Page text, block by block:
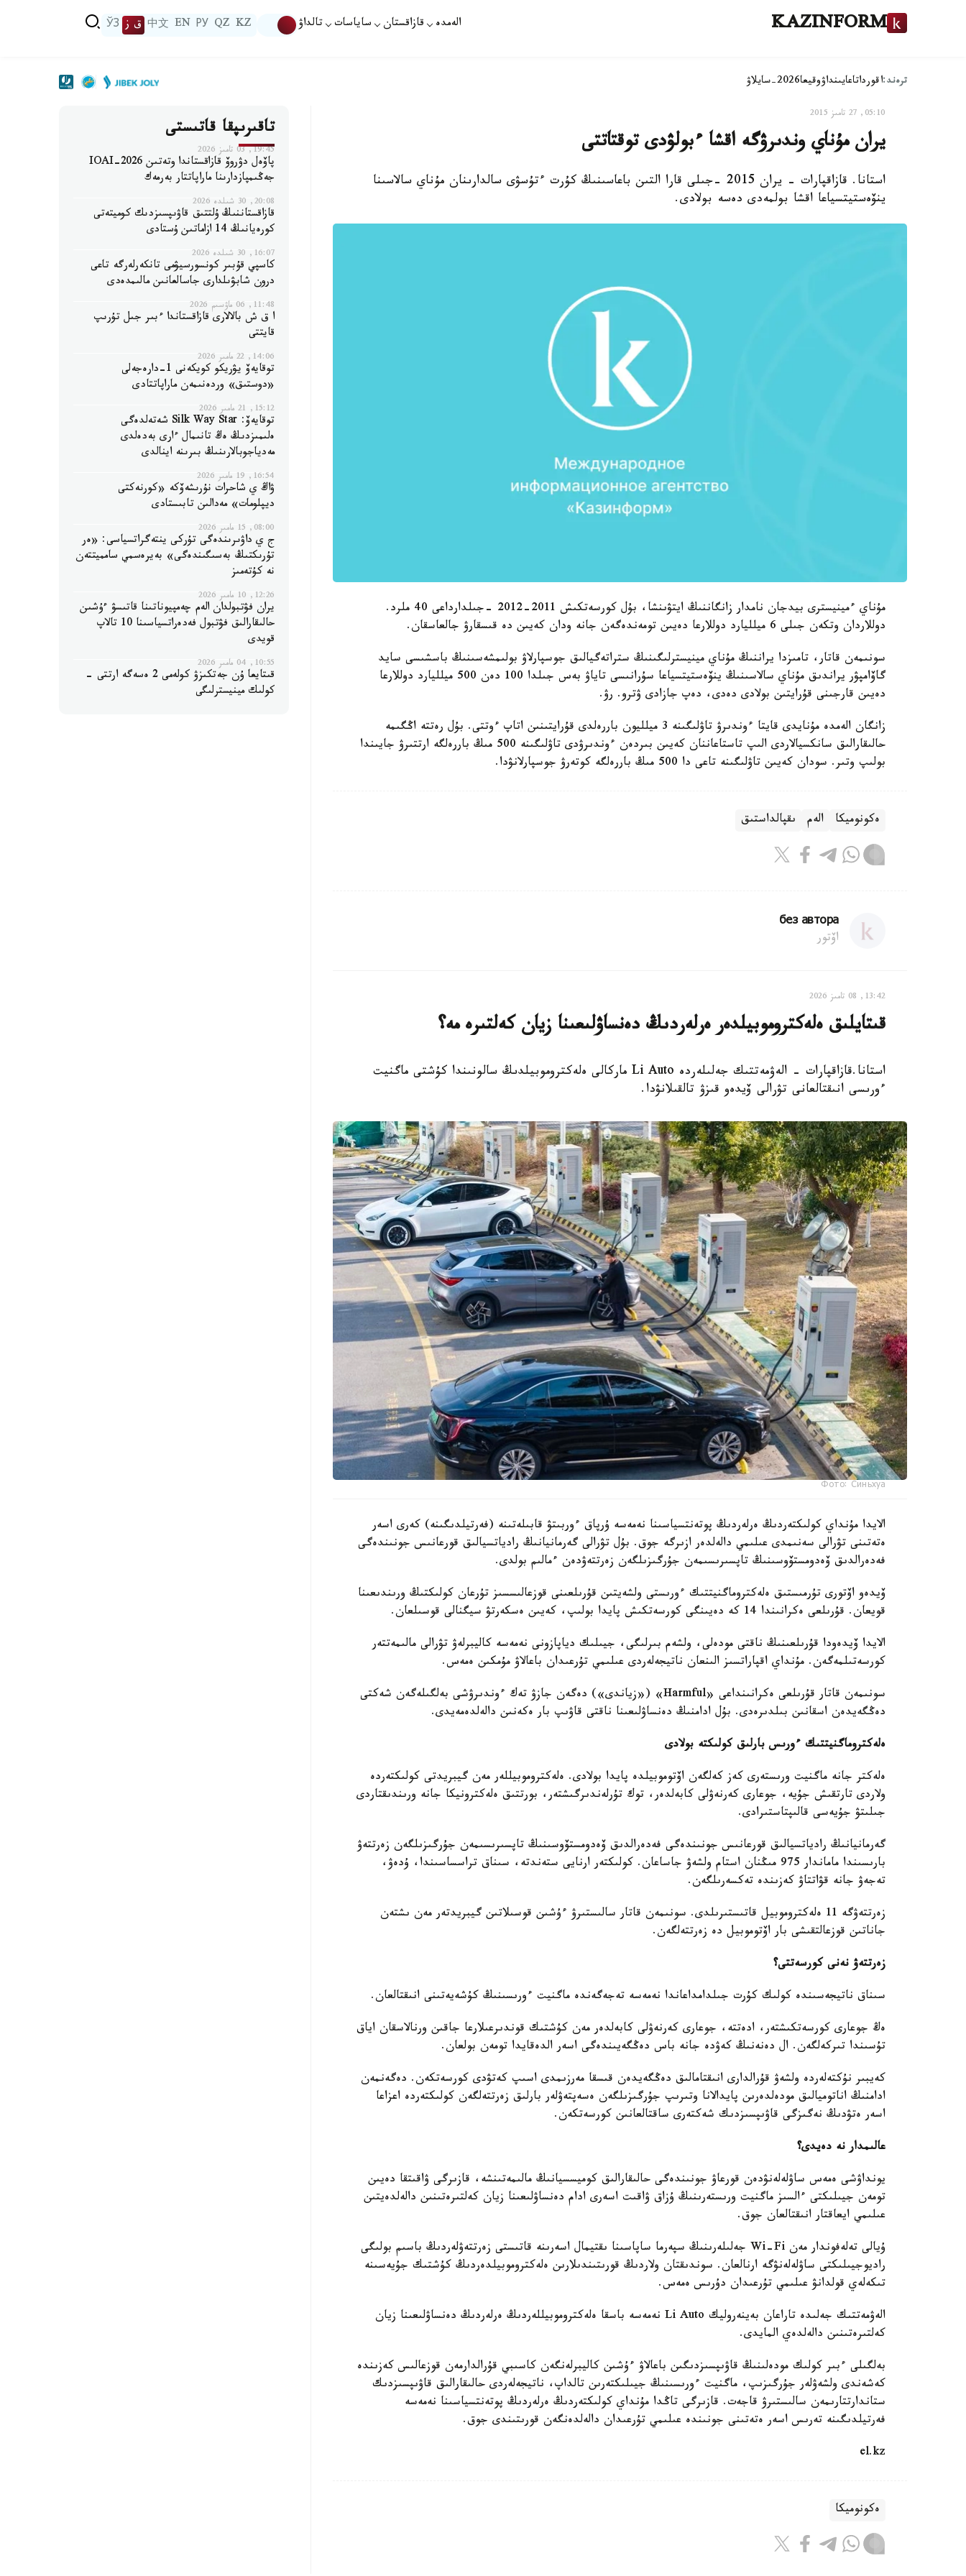
KAZINFORM الەمدە قازاقستان ساياسات تالداۋ KZ
QZ
РУ
EN
中文 ق ز ЎЗ
ترەند:اقورداتاعايىنداۋوقيعا2026-سايلاۋ
05:10, 27 تامىز 2015
يران مۇناي وندىرۋگە اقشا ءبولۋدى توقتاتتى
استانا. قازاقپارات - يران 2015 -جىلى قارا التىن باعاسىنىڭ كۇرت ءتۇسۋى سالدارىنان مۇناي سالاسىنا
ينۆەستيتسياعا اقشا بولمەدى دەسە بولادى.
مۇناي ءمينيسترى بيدجان نامدار زانگاننىڭ ايتۋىنشا، بۇل كورسەتكىش 2011-2012 -جىلدارداعى 40 ملرد.
دوللاردان وتكەن جىلى 6 ميلليارد دوللارعا دەيىن تومەندەگەن جانە ودان كەيىن دە قىسقارۋ جالعاسقان.
سونىمەن قاتار، تامىزدا يراننىڭ مۇناي مينيسترلىگىنىڭ ستراتەگيالىق جوسپارلاۋ بولىمشەسىنىڭ باسشىسى سايد
گاۆامپۋر يراندىق مۇناي سالاسىنىڭ ينۆەستيتسياعا سۇرانىسى تاياۋ بەس جىلدا 100 دەن 500 ميلليارد دوللارعا
دەيىن قارجىنى قۇرايتىن بولادى دەدى، دەپ جازادى ۋترو. رۋ.
زانگان الەمدە مۇنايدى قايتا ءوندىرۋ تاۋلىگىنە 3 ميلليون باررەلدى قۇرايتىنىن اتاپ ءوتتى. بۇل رەتتە اڭگىمە
حالىقارالىق سانكسيالاردى الىپ تاستاعاننان كەيىن بىردەن ءوندىرۋدى تاۋلىگىنە 500 مىڭ باررەلگە ارتتىرۋ جايىندا
بولىپ وتىر. سودان كەيىن تاۋلىگىنە تاعى دا 500 مىڭ باررەلگە كوتەرۋ جوسپارلانۋدا.
ەكونوميكا الەم ىقپالداستىق
без автора
اۆتور
13:42, 08 تامىز 2026
قىتايلىق ەلەكتروموبيلدەر ەرلەردىڭ دەنساۋلىعىنا زيان كەلتىرە مە؟
استانا.قازاقپارات - الەۋمەتتىك جەلىلەردە Li Auto ماركالى ەلەكتروموبيلدىڭ سالونىندا كۇشتى ماگنيت
ءورىسى انىقتالعانى تۋرالى ۆيدەو قىزۋ تالقىلانۋدا.
Фото: Синьхуа
الايدا مۇنداي كولىكتەردىڭ ەرلەردىڭ پوتەنتسياسىنا نەمەسە ۇرپاق ءوربىتۋ قابىلەتىنە (فەرتيلدىگىنە) كەرى اسەر
ەتەتىنى تۋرالى سەنىمدى عىلىمي دالەلدەر ازىرگە جوق. بۇل تۋرالى گەرمانيانىڭ رادياتسيالىق قورعانىس جونىندەگى
فەدەرالدىق ۆەدومستۆوسىنىڭ تاپسىرىسىمەن جۇرگىزىلگەن زەرتتەۋدەن ءمالىم بولدى.
ۆيدەو اۆتورى تۇرمىستىق ەلەكتروماگنيتتىك ءورىستى ولشەيتىن قۇرىلعىنى قوزعالىسسىز تۇرعان كولىكتىڭ ورىندىعىنا
قويعان. قۇرىلعى ەكرانىندا 14 كە دەيىنگى كورسەتكىش پايدا بولىپ، كەيىن ەسكەرتۋ سيگنالى قوسىلعان.
الايدا ۆيدەودا قۇرىلعىنىڭ ناقتى مودەلى، ولشەم بىرلىگى، جيىلىك دياپازونى نەمەسە كاليبرلەۋ تۋرالى مالىمەتتەر
كورسەتىلمەگەن. مۇنداي اقپاراتسىز الىنعان ناتيجەلەردى عىلىمي تۇرعىدان باعالاۋ مۇمكىن ەمەس.
سونىمەن قاتار قۇرىلعى ەكرانىنداعى «Harmful» («زياندى») دەگەن جازۋ تەك ءوندىرۋشى بەلگىلەگەن شەكتى
دەڭگەيدەن اسقانىن بىلدىرەدى. بۇل ادامنىڭ دەنساۋلىعىنا ناقتى قاۋىپ بار ەكەنىن دالەلدەمەيدى.
ەلەكتروماگنيتتىك ءورىس بارلىق كولىكتە بولادى
ەلەكتر جانە ماگنيت ورىستەرى كەز كەلگەن اۆتوموبيلدە پايدا بولادى. ەلەكتروموبيللەر مەن گيبريدتى كولىكتەردە
ولاردى تارتقىش جۇيە، جوعارى كەرنەۋلى كابەلدەر، توك تۇرلەندىرگىشتەر، بورتتىق ەلەكترونيكا جانە ورىندىقتاردى
جىلىتۋ جۇيەسى قالىپتاستىرادى.
گەرمانيانىڭ رادياتسيالىق قورعانىس جونىندەگى فەدەرالدىق ۆەدومستۆوسىنىڭ تاپسىرىسىمەن جۇرگىزىلگەن زەرتتەۋ
بارىسىندا ماماندار 975 مىڭنان استام ولشەۋ جاساعان. كولىكتەر ارنايى ستەندتە، سىناق تراسساسىندا، ۇدەۋ،
تەجەۋ جانە قۋاتتاۋ كەزىندە تەكسەرىلگەن.
زەرتتەۋگە 11 ەلەكتروموبيل قاتىستىرىلدى. سونىمەن قاتار سالىستىرۋ ءۇشىن قوسىلاتىن گيبريدتەر مەن ىشتەن
جاناتىن قوزعالتقىشى بار اۆتوموبيل دە زەرتتەلگەن.
زەرتتەۋ نەنى كورسەتتى؟
سىناق ناتيجەسىندە كولىك كۇرت جىلدامداعاندا نەمەسە تەجەگەندە ماگنيت ءورىسىنىڭ كۇشەيەتىنى انىقتالعان.
ەڭ جوعارى كورسەتكىشتەر، ادەتتە، جوعارى كەرنەۋلى كابەلدەر مەن كۇشتىك قوندىرعىلارعا جاقىن ورنالاسقان اياق
تۇسىندا تىركەلگەن. ال دەنەنىڭ كەۋدە جانە باس دەڭگەيىندەگى اسەر الدەقايدا تومەن بولعان.
كەيبىر نۇكتەلەردە ولشەۋ قۇرالدارى انىقتامالىق دەڭگەيدەن قىسقا مەرزىمدى اسىپ كەتۋدى كورسەتكەن. دەگەنمەن
ادامنىڭ اناتوميالىق مودەلدەرىن پايدالانا وتىرىپ جۇرگىزىلگەن ەسەپتەۋلەر بارلىق زەرتتەلگەن كولىكتەردە اعزاعا
اسەر ەتۋدىڭ نەگىزگى قاۋىپسىزدىك شەكتەرى ساقتالعانىن كورسەتكەن.
عالىمدار نە دەيدى؟
يونداۋشى ەمەس ساۋلەلەنۋدەن قورعاۋ جونىندەگى حالىقارالىق كوميسسيانىڭ مالىمەتىنشە، قازىرگى ۋاقىتقا دەيىن
تومەن جيىلىكتى ءالسىز ماگنيت ورىستەرىنىڭ ۇزاق ۋاقىت اسەرى ادام دەنساۋلىعىنا زيان كەلتىرەتىنىن دالەلدەيتىن
عىلىمي ايعاقتار انىقتالعان جوق.
ۇيالى تەلەفوندار مەن Wi-Fi جەلىلەرىنىڭ سپەرما ساپاسىنا ىقتيمال اسەرىنە قاتىستى زەرتتەۋلەردىڭ باسىم بولىگى
راديوجيىلىكتى ساۋلەلەنۋگە ارنالعان. سوندىقتان ولاردىڭ قورىتىندىلارىن ەلەكتروموبيلدەردىڭ كۇشتىك جۇيەسىنە
تىكەلەي قولدانۋ عىلىمي تۇرعىدان دۇرىس ەمەس.
الەۋمەتتىك جەلىدە تاراعان بەينەروليك Li Auto نەمەسە باسقا ەلەكتروموبيللەردىڭ ەرلەردىڭ دەنساۋلىعىنا زيان
كەلتىرەتىنىن دالەلدەي المايدى.
بەلگىلى ءبىر كولىك مودەلىنىڭ قاۋىپسىزدىگىن باعالاۋ ءۇشىن كاليبرلەنگەن كاسىبي قۇرالدارمەن قوزعالىس كەزىندە
كەشەندى ولشەۋلەر جۇرگىزىپ، ماگنيت ءورىسىنىڭ جيىلىكتەرىن تالداپ، ناتيجەلەردى حالىقارالىق قاۋىپسىزدىك
ستاندارتتارىمەن سالىستىرۋ قاجەت. قازىرگى تاڭدا مۇنداي كولىكتەردىڭ ەرلەردىڭ پوتەنتسياسىنا نەمەسە
فەرتيلدىگىنە تەرىس اسەر ەتەتىنى جونىندە عىلىمي تۇرعىدان دالەلدەنگەن قورىتىندى جوق.
el.kz
ەكونوميكا
تاقىرىپقا قاتىستى
19:45, 03 تامىز 2026
پاۆەل دۋروۆ قازاقستاندا وتەتىن IOAI-2026
جەڭىمپازدارىنا ماراپاتتار بەرمەك
20:08, 30 شىلدە 2026
قازاقستاننىڭ ۇلتتىق قاۋىپسىزدىك كوميتەتى
كورەيانىڭ 14 ازاماتىن ۇستادى
16:07, 30 شىلدە 2026
كاسپي قۇبىر كونسورسيۋمى تانكەرلەرگە تاعى
درون شابۋىلدارى جاسالعانىن مالىمدەدى
11:48, 06 ماۋسىم 2026
ا ق ش بالالارى قازاقستاندا ءبىر جىل تۇرىپ
قايتتى
14:06, 22 مامىر 2026
توقايەۆ يۋريكو كويكەنى 1-دارەجەلى
«دوستىق» وردەنىمەن ماراپاتتادى
15:12, 21 مامىر 2026
توقايەۆ: Silk Way Star شەتەلدەگى
ەلىمىزدىڭ ەڭ تانىمال ءارى بەدەلدى
مەدياجوبالارىنىڭ بىرىنە اينالدى
16:54, 19 مامىر 2026
ۋاڭ ي شاحرات نۇرىشەۆكە «كورنەكتى
ديپلومات» مەدالىن تابىستادى
08:00, 15 مامىر 2026
ج ي داۋىرىندەگى تۇركى ينتەگراتسياسى: «ەر
تۇرىكتىڭ بەسىگىندەگى» بەيرەسمي سامميتتەن
نە كۇتەمىز
12:26, 10 مامىر 2026
يران فۋتبولدان الەم چەمپيوناتىنا قاتىسۋ ءۇشىن
حالىقارالىق فۋتبول فەدەراتسياسىنا 10 تالاپ
قويدى
10:55, 04 مامىر 2026
قىتايعا ۇن جەتكىزۋ كولەمى 2 ەسەگە ارتتى -
كولىك مينيسترلىگى